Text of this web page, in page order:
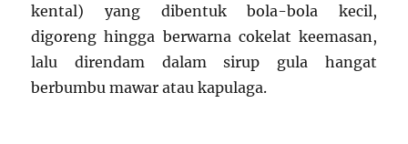
kental) yang dibentuk bola-bola kecil,
digoreng hingga berwarna cokelat keemasan,
lalu direndam dalam sirup gula hangat
berbumbu mawar atau kapulaga.